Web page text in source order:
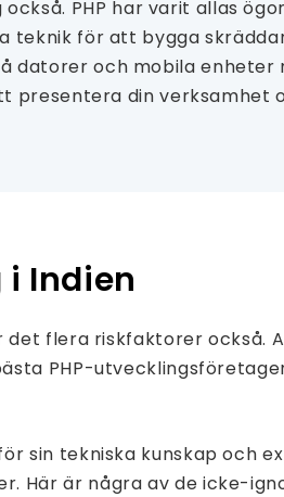
PHP har varit allas
teknik för att bygga
och mobila
presentera din
Indien
flera riskfaktorer också.
PHP-
sin tekniska kunskap och
Här är några av de icke-